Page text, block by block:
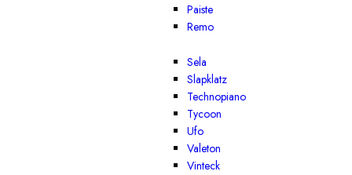
Paiste
Remo
Sela
Slapklatz
Technopiano
Tycoon
Ufo
Valeton
Vinteck